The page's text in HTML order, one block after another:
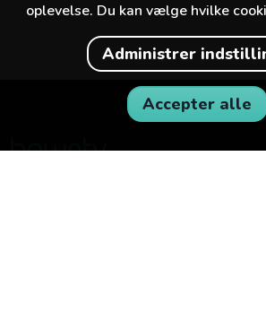
oplevelse. Du kan vælge hvilke
Administrer
Accepter alle